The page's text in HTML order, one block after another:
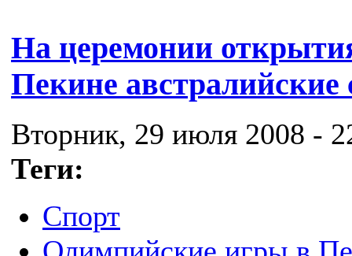
На церемонии
Пекине
Вторник, 29 июля 2008 -
Теги:
Спорт